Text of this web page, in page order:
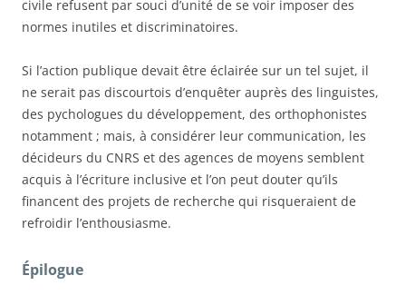
civile refusent par souci d’unité de se voir imposer des
normes inutiles et discriminatoires.
Si l’action publique devait être éclairée sur un tel sujet, il
ne serait pas discourtois d’enquêter auprès des linguistes,
des pychologues du développement, des orthophonistes
notamment ; mais, à considérer leur communication, les
décideurs du CNRS et des agences de moyens semblent
acquis à l’écriture inclusive et l’on peut douter qu’ils
financent des projets de recherche qui risqueraient de
refroidir l’enthousiasme.
Épilogue